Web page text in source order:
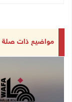
مواضيع ذات صلة